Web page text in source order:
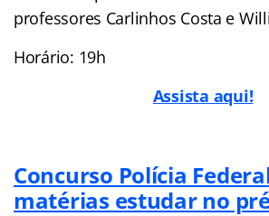
professores Carlinhos Costa e
Horário: 19h
Assista aqui!
Concurso Polícia
matérias estudar no